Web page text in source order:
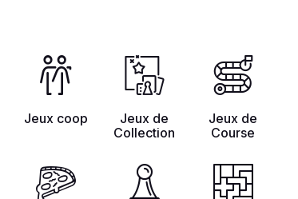
Jeux coop
Jeux de
Collection
Jeux de
Course